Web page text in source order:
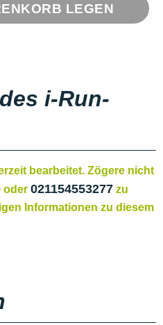
LEGEN
i-Run-
bearbeitet. Zögere nicht
oder 021154553277 zu
Informationen zu diesem